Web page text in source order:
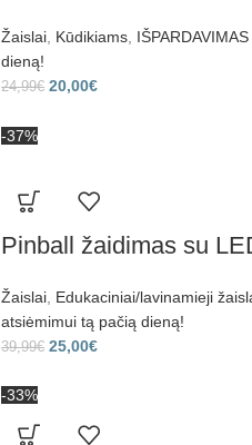
Žaislai Kūdikiams
dieną!
24,99€ 20,00€
-37%
Pinball žaidimas su
Žaislai, Edukaciniai/lavinamieji
atsiėmimui tą pačią dieną!
39,99€ 25,00€
-33%